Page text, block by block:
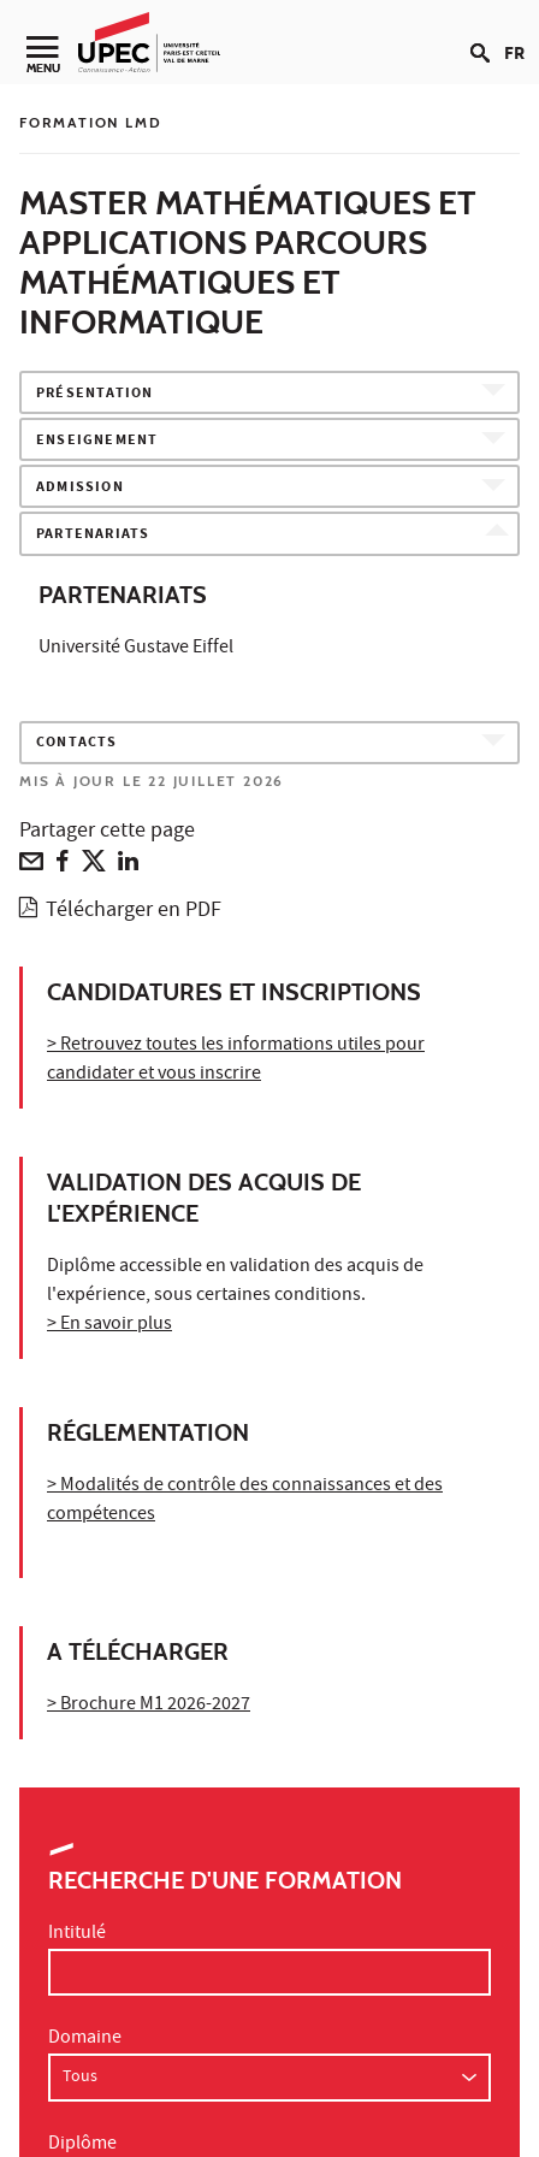
Aller au contenu
Navigation secondaire
MENU FR
FORMATION LMD
MASTER MATHÉMATIQUES ET
APPLICATIONS PARCOURS
MATHÉMATIQUES ET
INFORMATIQUE
PRÉSENTATION
ENSEIGNEMENT
ADMISSION
PARTENARIATS
PARTENARIATS
Université Gustave Eiffel
CONTACTS
MIS À JOUR LE 22 JUILLET 2026
Partager cette page
Télécharger en PDF
CANDIDATURES ET INSCRIPTIONS
> Retrouvez toutes les informations utiles pour
candidater et vous inscrire
VALIDATION DES ACQUIS DE
L'EXPÉRIENCE
Diplôme accessible en validation des acquis de
l'expérience, sous certaines conditions.
> En savoir plus
RÉGLEMENTATION
> Modalités de contrôle des connaissances et des
compétences
A TÉLÉCHARGER
> Brochure M1 2026-2027
RECHERCHE D'UNE FORMATION
Intitulé
Domaine
Diplôme